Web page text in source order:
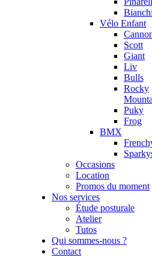
Bianchi
Vélo Enfant
Scott
Giant
Liv
Bulls
Rocky
Puky
Frog
BMX
Occasions
Location
Promos du moment
Nos services
Étude posturale
Atelier
Tutos
Qui sommes-nous ?
Contact